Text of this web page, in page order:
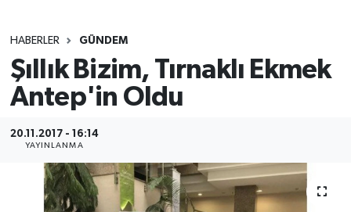
HABERLER GÜNDEM
Şıllık Bizim, Tırnaklı Ekmek
Antep'in Oldu
20.11.2017 - 16:14
YAYINLANMA
Gündem
Kültür
Magazin
Tüm Manşetler
Son Dakika Haberleri
Haber Arşivi